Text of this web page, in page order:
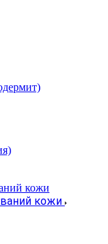
кожи